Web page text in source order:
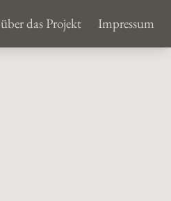
über das Projekt Impressum